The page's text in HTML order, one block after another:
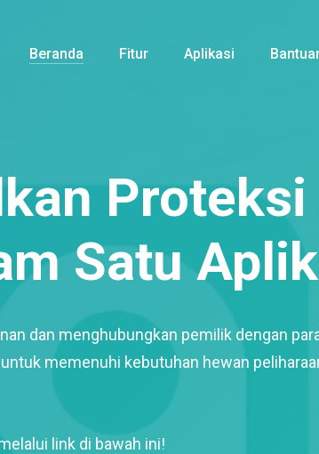
Beranda Fitur Aplikasi
Proteksi
Satu
dan menghubungkan pemilik dengan
memenuhi kebutuhan hewan
link di bawah ini!